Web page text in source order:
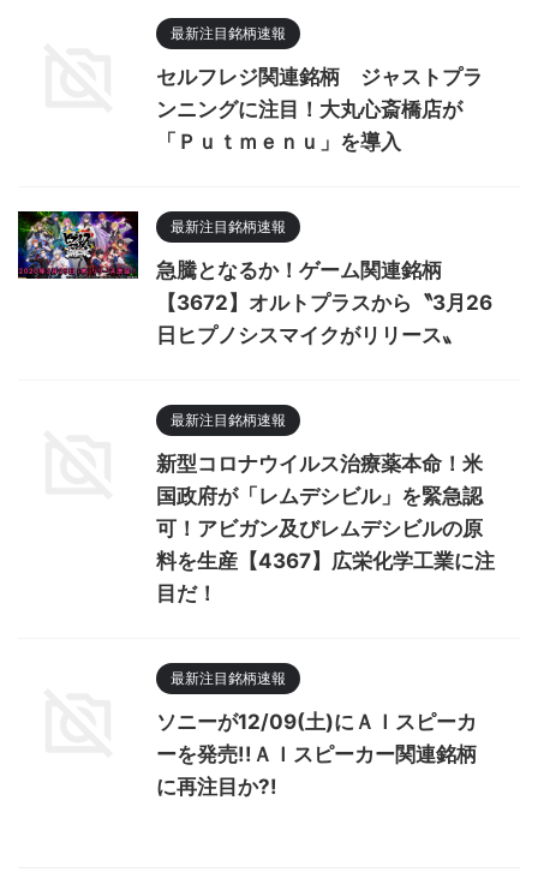
最新注目銘柄速報
セルフレジ関連銘柄 ジャストプラ
ンニングに注目！大丸心斎橋店が
「Ｐｕｔｍｅｎｕ」を導入
最新注目銘柄速報
急騰となるか！ゲーム関連銘柄
【3672】オルトプラスから〝3月26
日ヒプノシスマイクがリリース〟
最新注目銘柄速報
新型コロナウイルス治療薬本命！米
国政府が「レムデシビル」を緊急認
可！アビガン及びレムデシビルの原
料を生産【4367】広栄化学工業に注
目だ！
最新注目銘柄速報
ソニーが12/09(土)にＡＩスピーカ
ーを発売!!ＡＩスピーカー関連銘柄
に再注目か?!